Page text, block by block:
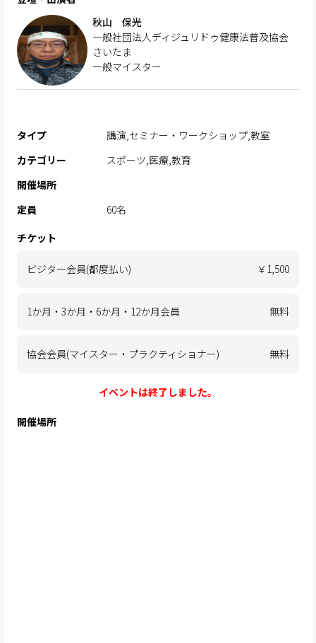
秋山 保光
一般社団法人ディジュリドゥ健康法普及協会
さいたま
一般マイスター
タイプ
講演,セミナー・ワークショップ,教室
カテゴリー
スポーツ,医療,教育
開催場所
定員
60名
チケット
ビジター会員(都度払い) ￥1,500
1か月・3か月・6か月・12か月会員 無料
協会会員(マイスター・プラクティショナー) 無料
イベントは終了しました。
開催場所